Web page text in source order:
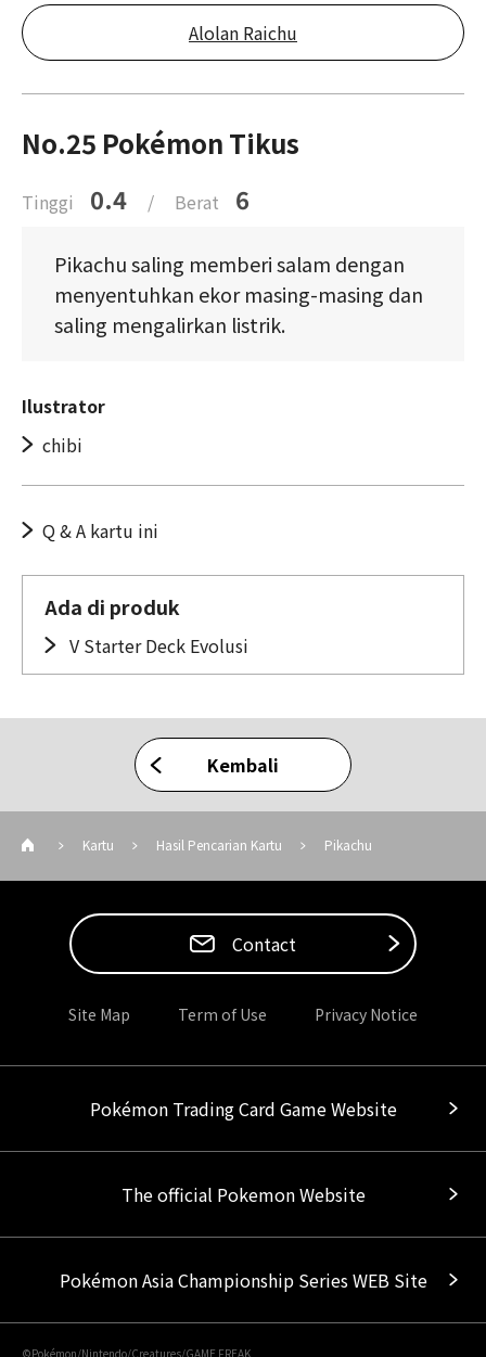
Alolan Raichu
No.25 Pokémon Tikus
Tinggi 0.4 / Berat 6
Pikachu saling memberi salam dengan
menyentuhkan ekor masing-masing dan
saling mengalirkan listrik.
Ilustrator
chibi
Q & A kartu ini
Ada di produk
V Starter Deck Evolusi
Kembali
Kartu Hasil Pencarian Kartu Pikachu
Contact
Site Map Term of Use Privacy Notice
Pokémon Trading Card Game Website
The official Pokemon Website
Pokémon Asia Championship Series WEB Site
©Pokémon/Nintendo/Creatures/GAME FREAK